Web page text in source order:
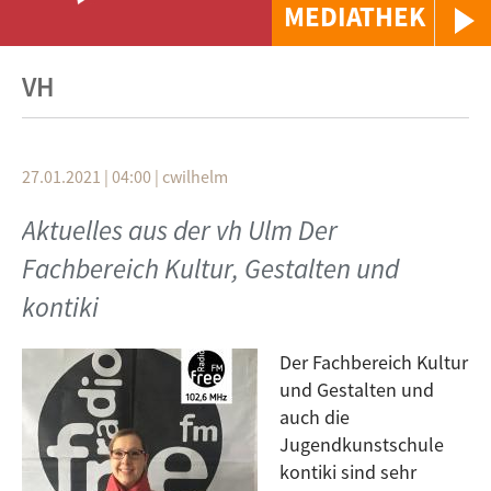
MEDIATHEK
VH
27.01.2021 | 04:00 | cwilhelm
Aktuelles aus der vh Ulm Der
Fachbereich Kultur, Gestalten und
kontiki
Der Fachbereich Kultur
und Gestalten und
auch die
Jugendkunstschule
kontiki sind sehr